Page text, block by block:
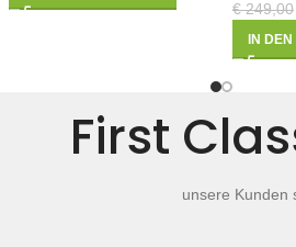
€249,00
IN
First
unsere Kunden